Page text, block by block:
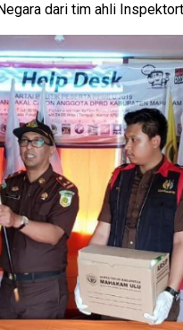
dari tim ahli